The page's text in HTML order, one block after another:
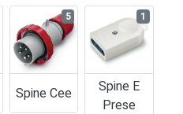
Spine Cee
5
Spine E
Prese
1